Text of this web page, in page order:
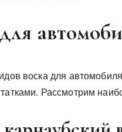
воска для
Рассмотрим